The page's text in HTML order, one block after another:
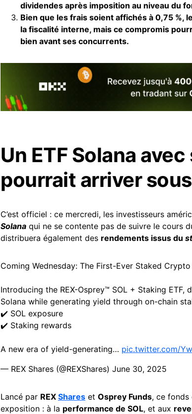
dividendes après imposition au niveau du
Bien que les frais soient affichés à 0,75 %,
la fiscalité interne, mais ce compromis
bien avant ses concurrents.
Un ETF Solana
pourrait arriver
C’est officiel : ce mercredi, les investisseurs
Solana qui ne se contente pas de suivre le cours
distribuera également des rendements issus du
Coming Wednesday: The First-Ever Staked Crypto
Introducing the REX-Osprey™ SOL + Staking
Solana while generating yield through on-chain
✔️ SOL exposure
✔️ Staking rewards
A new era of yield-generating… pic.twitter.com/
— REX Shares (@REXShares) June 30, 2025
Lancé par REX Shares et Osprey Funds, ce fonds
exposition : à la performance de SOL, et aux